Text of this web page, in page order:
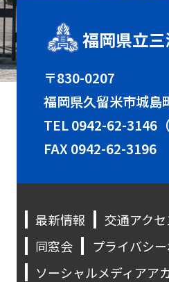
福岡県立
〒830-0207
福岡県久留米市城島
TEL0942-62-3146（
FAX 0942-62-3196
最新情報
交通アクセ
同窓会
プライバシ
ソーシャルメディアア